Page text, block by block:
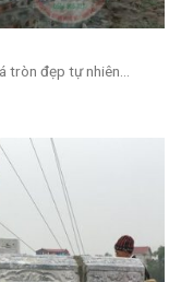
đẹp tự nhiên...